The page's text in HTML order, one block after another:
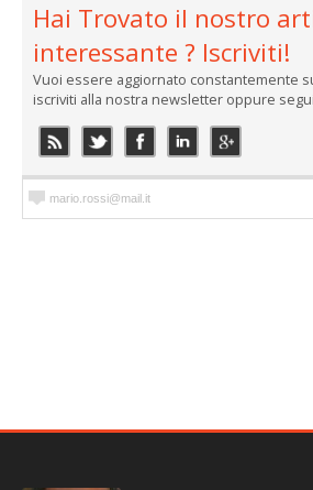
Hai Trovato il nostro
interessante ? Iscriviti!
Vuoi essere aggiornato constantemente
iscriviti alla nostra newsletter oppure